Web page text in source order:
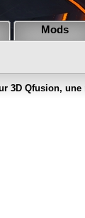
Mods
3D Qfusion,